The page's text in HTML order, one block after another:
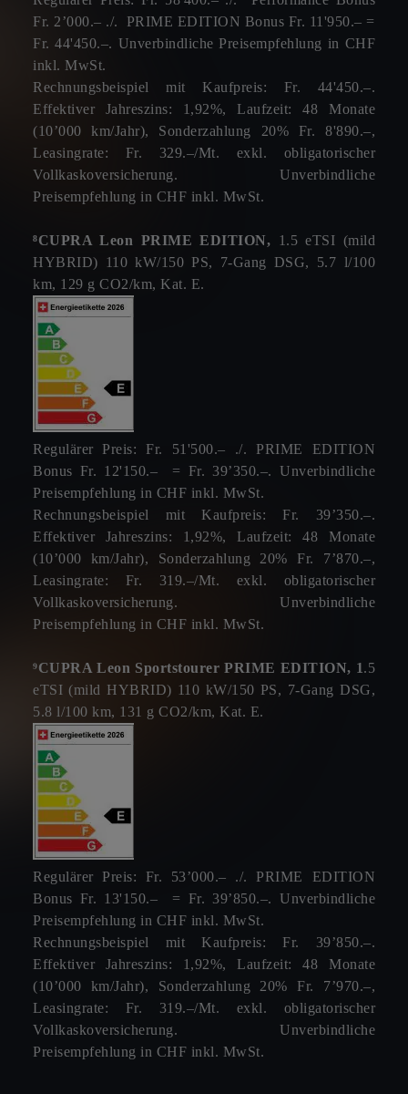
Fr. 2’000.– ./. PRIME EDITION Bonus Fr. 11'950.– =
Fr. 44'450.–. Unverbindliche Preisempfehlung in CHF
inkl. MwSt.
Rechnungsbeispiel mit Kaufpreis: Fr. 44'450.–.
Effektiver Jahreszins: 1,92%, Laufzeit: 48 Monate
(10’000 km/Jahr), Sonderzahlung 20% Fr. 8'890.–,
Leasingrate: Fr. 329.–/Mt. exkl. obligatorischer
Vollkaskoversicherung. Unverbindliche
Preisempfehlung in CHF inkl. MwSt.
⁸CUPRA Leon PRIME EDITION,
1.5 eTSI (mild
HYBRID) 110 kW/150 PS, 7-Gang DSG, 5.7 l/100
km, 129 g CO2/km, Kat. E.
Regulärer Preis: Fr. 51'500.– ./. PRIME EDITION
Bonus Fr. 12'150.– = Fr. 39’350.–. Unverbindliche
Preisempfehlung in CHF inkl. MwSt.
Rechnungsbeispiel mit Kaufpreis: Fr. 39’350.–.
Effektiver Jahreszins: 1,92%, Laufzeit: 48 Monate
(10’000 km/Jahr), Sonderzahlung 20% Fr. 7’870.–,
Leasingrate: Fr. 319.–/Mt. exkl. obligatorischer
Vollkaskoversicherung. Unverbindliche
Preisempfehlung in CHF inkl. MwSt.
⁹CUPRA Leon Sportstourer PRIME EDITION, 1.5
eTSI (mild HYBRID) 110 kW/150 PS, 7-Gang DSG,
5.8 l/100 km, 131 g CO2/km, Kat. E.
Regulärer Preis: Fr. 53’000.– ./. PRIME EDITION
Bonus Fr. 13'150.– = Fr. 39’850.–. Unverbindliche
Preisempfehlung in CHF inkl. MwSt.
Rechnungsbeispiel mit Kaufpreis: Fr. 39’850.–.
Effektiver Jahreszins: 1,92%, Laufzeit: 48 Monate
(10’000 km/Jahr), Sonderzahlung 20% Fr. 7’970.–,
Leasingrate: Fr. 319.–/Mt. exkl. obligatorischer
Vollkaskoversicherung. Unverbindliche
Preisempfehlung in CHF inkl. MwSt.